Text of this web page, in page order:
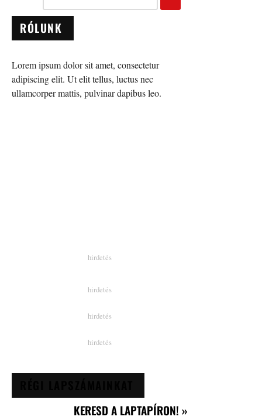
RÓLUNK
Lorem ipsum dolor sit amet, consectetur
adipiscing elit. Ut elit tellus, luctus nec
ullamcorper mattis, pulvinar dapibus leo.
KERESD A LAPTAPÍRON! »